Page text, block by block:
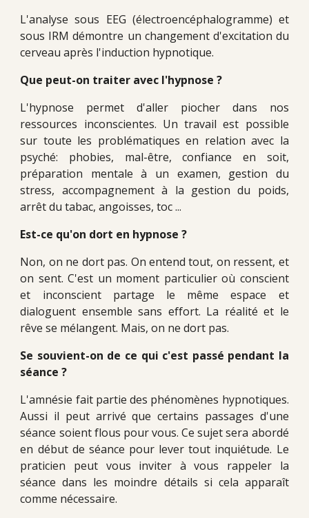
L'analyse sous EEG (électroencéphalogramme) et
sous IRM démontre un changement d'excitation du
cerveau après l'induction hypnotique.
Que peut-on traiter avec l'hypnose ?
L'hypnose permet d'aller piocher dans nos
ressources inconscientes. Un travail est possible
sur toute les problématiques en relation avec la
psyché: phobies, mal-être, confiance en soit,
préparation mentale à un examen, gestion du
stress, accompagnement à la gestion du poids,
arrêt du tabac, angoisses, toc ...
Est-ce qu'on dort en hypnose ?
Non, on ne dort pas. On entend tout, on ressent, et
on sent. C'est un moment particulier où conscient
et inconscient partage le même espace et
dialoguent ensemble sans effort. La réalité et le
rêve se mélangent. Mais, on ne dort pas.
Se souvient-on de ce qui c'est passé pendant la
séance ?
L'amnésie fait partie des phénomènes hypnotiques.
Aussi il peut arrivé que certains passages d'une
séance soient flous pour vous. Ce sujet sera abordé
en début de séance pour lever tout inquiétude. Le
praticien peut vous inviter à vous rappeler la
séance dans les moindre détails si cela apparaît
comme nécessaire.